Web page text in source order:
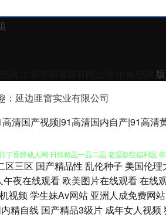
：延边匪雷实业有限公司
清国产视频|91高清国内自产|91高
含羞草影院在线 av男人天堂手机 91黄色片 微拍
日韩一级棒 老湿影院福利在现 成人伊人丫视频
网站 激情影音播放综合 韩日色网址 超碰97干 伊
区三区 国产精品性 乱伦种子 美国伦理
午夜在线观看 欧美图片在线观看在线
视频 学生妹Av网站 亚洲人成免费网站
精自线 国产精品3级片 成年女人视频